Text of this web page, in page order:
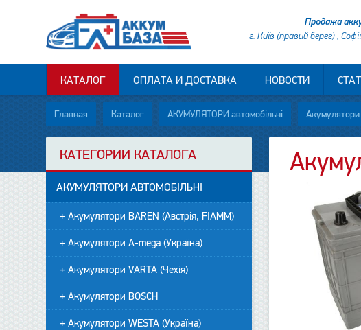
Продажа
г. Київ (правий берег) ,
КАТАЛОГ ОПЛАТА И ДОСТАВКА НОВОСТИ
Главная Каталог АКУМУЛЯТОРИ автомобільні
КАТЕГОРИИ КАТАЛОГА
АКУМУЛЯТОРИ АВТОМОБІЛЬНІ
+ Акумулятори BAREN (Австрія, FIAMM)
+ Акумулятори A-mega (Україна)
+ Акумулятори VARTA (Чехія)
+ Акумулятори BOSCH
+ Акумулятори WESTA (Україна)